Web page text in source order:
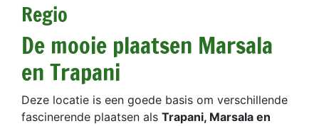
Regio
De mooie plaatsen Marsala
en Trapani
Deze locatie is een goede basis om verschillende
fascinerende plaatsen als Trapani, Marsala en